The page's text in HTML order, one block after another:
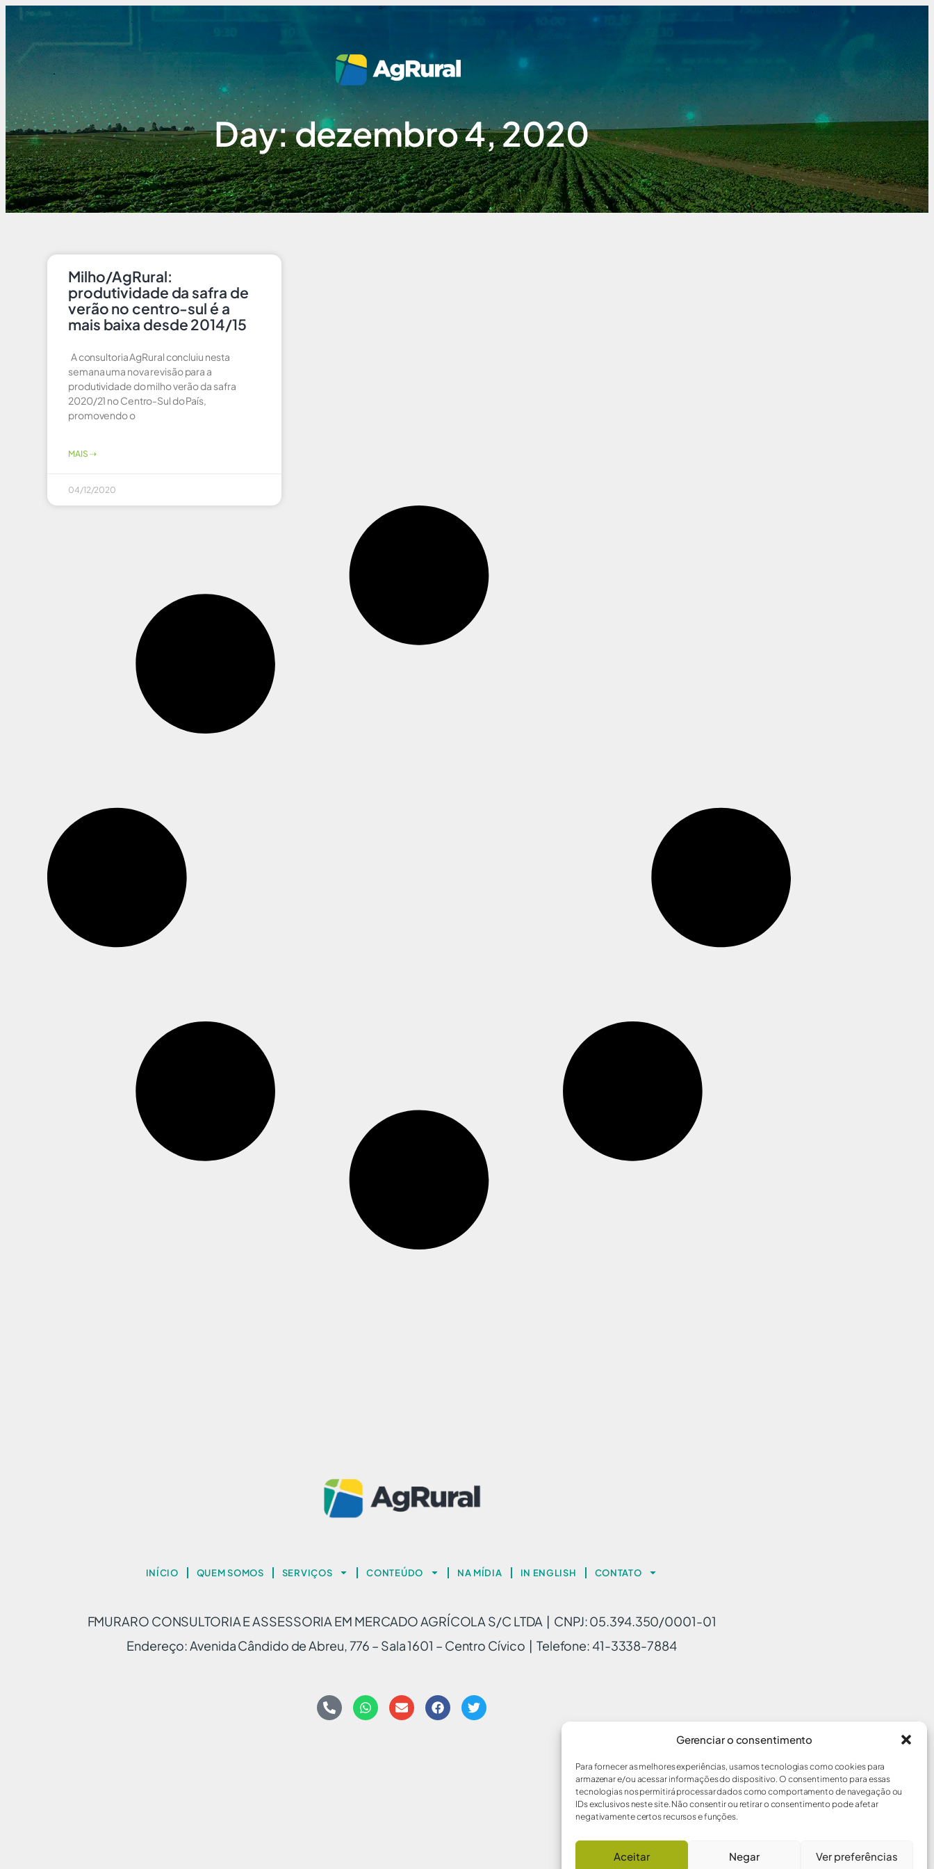
Gerenciar o consentimento
Para fornecer as melhores experiências, usamos tecnologias como cookies para
armazenar e/ou acessar informações do dispositivo. O consentimento para essas
tecnologias nos permitirá processar dados como comportamento de navegação ou
IDs exclusivos neste site. Não consentir ou retirar o consentimento pode afetar
negativamente certos recursos e funções.
Aceitar Negar Ver preferências
Day: dezembro 4, 2020
Milho/AgRural:
produtividade da safra de
verão no centro-sul é a
mais baixa desde 2014/15
A consultoria AgRural concluiu nesta
semana uma nova revisão para a
produtividade do milho verão da safra
2020/21 no Centro-Sul do País,
promovendo o
MAIS ⇢
04/12/2020
INÍCIO QUEM SOMOS SERVIÇOS CONTEÚDO NA MÍDIA IN ENGLISH CONTATO
FMURARO CONSULTORIA E ASSESSORIA EM MERCADO AGRÍCOLA S/C LTDA | CNPJ: 05.394.350/0001-01
Endereço: Avenida Cândido de Abreu, 776 – Sala 1601 – Centro Cívico | Telefone: 41-3338-7884